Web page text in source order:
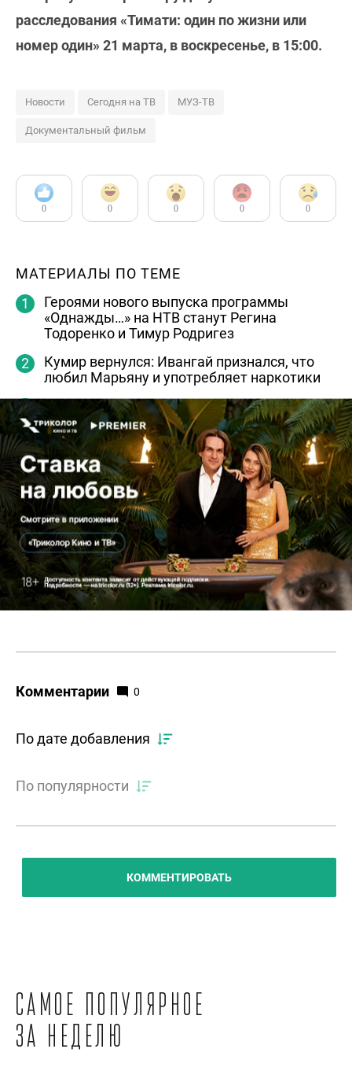
расследования «Тимати: один по жизни или
номер один» 21 марта, в воскресенье, в 15:00.
Новости Сегодня на ТВ МУЗ-ТВ
Документальный фильм
0 0 0 0 0
МАТЕРИАЛЫ ПО ТЕМЕ
Героями нового выпуска программы
«Однажды…» на НТВ станут Регина
Тодоренко и Тимур Родригез
Кумир вернулся: Ивангай признался, что
любил Марьяну и употребляет наркотики
Популярный блогер и певица: Клава Кока
стала лицом телеканала «Суббота!»
Перевоспитание не удалось: участницу шоу
«Пацанки» Диану Субботину задержали с
наркотиками
ДНК не приговор: Лолита Милявская
станет ведущей «ДНК-шоу» на «Пятнице!»
Комментарии 0
По дате добавления
По популярности
КОММЕНТИРОВАТЬ
Самое популярное
за неделю